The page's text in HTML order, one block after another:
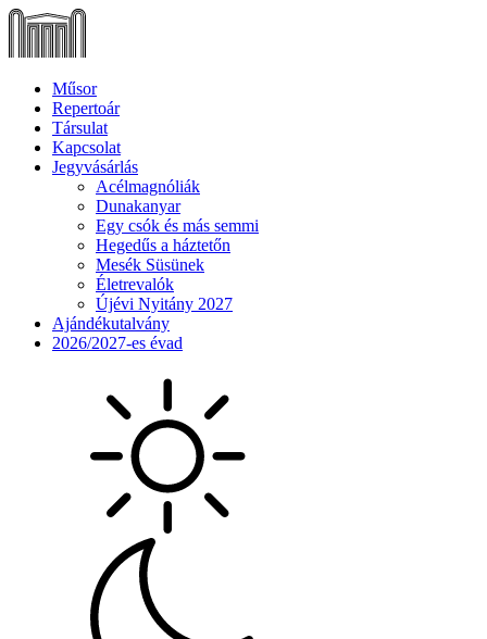
Műsor
Repertoár
Társulat
Kapcsolat
Jegyvásárlás
Acélmagnóliák
Dunakanyar
Egy csók és más semmi
Hegedűs a háztetőn
Mesék Süsünek
Életrevalók
Újévi Nyitány 2027
Ajándékutalvány
2026/2027-es évad